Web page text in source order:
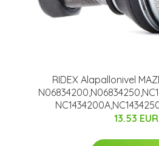
RIDEX Alapallonivel
13.53 EUR